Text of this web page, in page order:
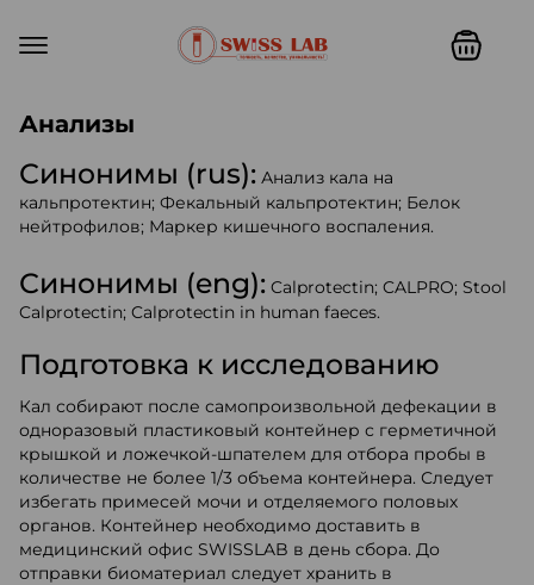
Анализы
Синонимы (rus): Анализ кала на
кальпротектин; Фекальный кальпротектин; Белок
нейтрофилов; Маркер кишечного воспаления.
Синонимы (eng): Calprotectin; CALPRO; Stool
Calprotectin; Calprotectin in human faeces.
Подготовка к исследованию
Кал собирают после самопроизвольной дефекации в
одноразовый пластиковый контейнер с герметичной
крышкой и ложечкой-шпателем для отбора пробы в
количестве не более 1/3 объема контейнера. Следует
избегать примесей мочи и отделяемого половых
органов. Контейнер необходимо доставить в
медицинский офис SWISSLAB в день сбора. До
отправки биоматериал следует хранить в